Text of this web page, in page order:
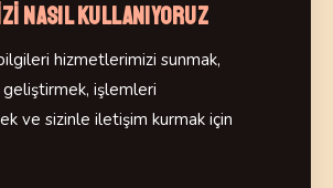
nasıl kullanıyoruz
bilgileri hizmetlerimizi sunmak,
işlemleri
ve sizinle iletişim kurmak için